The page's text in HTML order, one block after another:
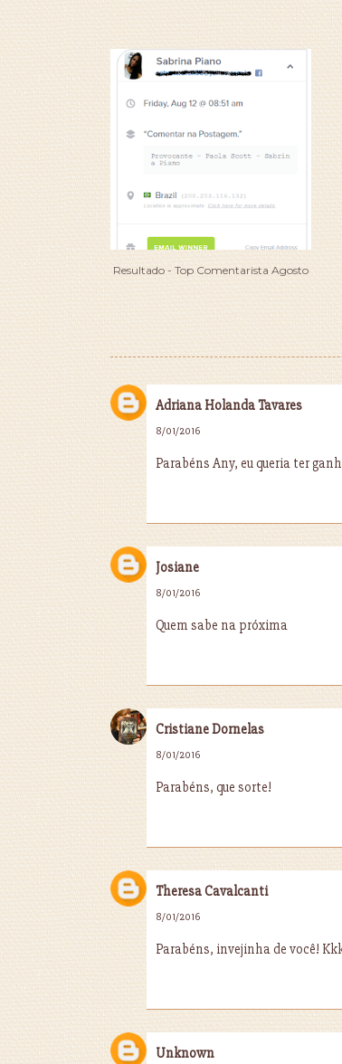
Resultado - Top Comentarista Agosto
Adriana Holanda Tavares
8/01/2016
Parabéns Any, eu queria ter
Josiane
8/01/2016
Quem sabe na próxima
Cristiane Dornelas
8/01/2016
Parabéns, que sorte!
Theresa Cavalcanti
8/01/2016
Parabéns, invejinha de você!
Unknown